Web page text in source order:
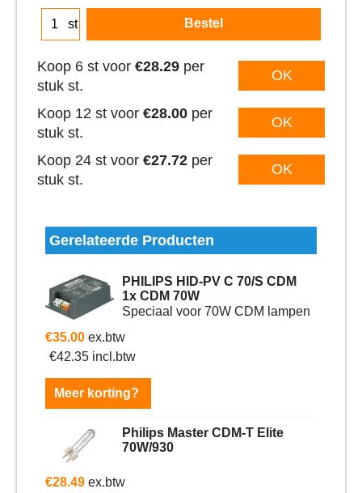
st Bestel
Koop 6 st voor €28.29 per
stuk st.
OK
Koop 12 st voor €28.00 per
stuk st.
OK
Koop 24 st voor €27.72 per
stuk st.
OK
Gerelateerde Producten
PHILIPS HID-PV C 70/S CDM
1x CDM 70W
Speciaal voor 70W CDM lampen
€35.00 ex.btw
€42.35 incl.btw
Meer korting?
Philips Master CDM-T Elite
70W/930
€28.49 ex.btw